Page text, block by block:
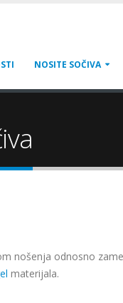
NOSITE SOČIVA
nošenja odnosno
materijala.